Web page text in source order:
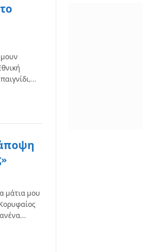
μάτια μου